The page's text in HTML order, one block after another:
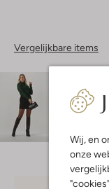
Wij, en
onze
Vergelijkbare items
Danielle
pasvorm is